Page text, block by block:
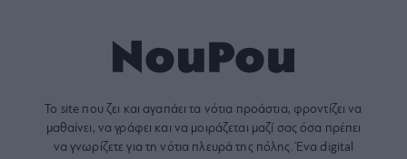
Το site που ζει και αγαπάει τα νότια προάστια, φροντίζει να
μαθαίνει, να γράφει και να μοιράζεται μαζί σας όσα πρέπει
να γνωρίζετε για τη νότια πλευρά της πόλης. Ένα digital